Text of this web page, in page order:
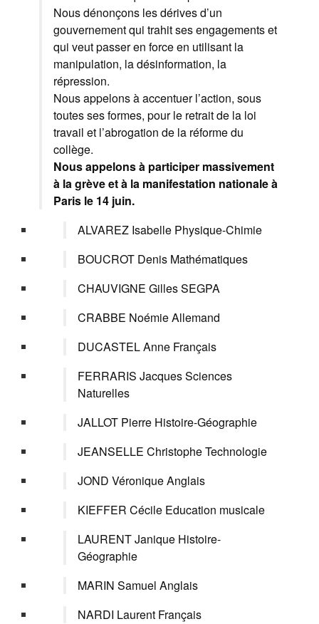
Nous dénonçons les dérives d’un
gouvernement qui trahit ses engagements et
qui veut passer en force en utilisant la
manipulation, la désinformation, la
répression.
Nous appelons à accentuer l’action, sous
toutes ses formes, pour le retrait de la loi
travail et l’abrogation de la réforme du
collège.
Nous appelons à participer massivement
à la grève et à la manifestation nationale à
Paris le 14 juin.
ALVAREZ Isabelle Physique-Chimie
BOUCROT Denis Mathématiques
CHAUVIGNE Gilles SEGPA
CRABBE Noémie Allemand
DUCASTEL Anne Français
FERRARIS Jacques Sciences
Naturelles
JALLOT Pierre Histoire-Géographie
JEANSELLE Christophe Technologie
JOND Véronique Anglais
KIEFFER Cécile Education musicale
LAURENT Janique Histoire-
Géographie
MARIN Samuel Anglais
NARDI Laurent Français